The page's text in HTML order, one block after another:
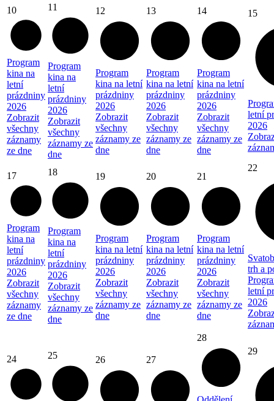
10
Program
kina na
letní
prázdniny
2026
Zobrazit
všechny
záznamy
ze dne
11
Program
kina na
letní
prázdniny
2026
Zobrazit
všechny
záznamy ze
dne
12
Program
kina na letní
prázdniny
2026
Zobrazit
všechny
záznamy ze
dne
13
Program
kina na letní
prázdniny
2026
Zobrazit
všechny
záznamy ze
dne
14
Program
kina na letní
prázdniny
2026
Zobrazit
všechny
záznamy ze
dne
15
letní
2026
17
Program
kina na
letní
prázdniny
2026
Zobrazit
všechny
záznamy
ze dne
18
Program
kina na
letní
prázdniny
2026
Zobrazit
všechny
záznamy ze
dne
19
Program
kina na letní
prázdniny
2026
Zobrazit
všechny
záznamy ze
dne
20
Program
kina na letní
prázdniny
2026
Zobrazit
všechny
záznamy ze
dne
21
Program
kina na letní
prázdniny
2026
Zobrazit
všechny
záznamy ze
dne
22
trh a
letní
2026
24 25 26 27
28
29